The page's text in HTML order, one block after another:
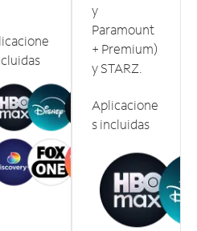
y
Paramount
+ Premium)
y STARZ.
Aplicacione
s incluidas